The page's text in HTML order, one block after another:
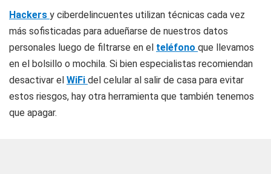
Hackers y ciberdelincuentes utilizan técnicas cada vez
más sofisticadas para adueñarse de nuestros datos
personales luego de filtrarse en el teléfono que llevamos
en el bolsillo o mochila. Si bien especialistas recomiendan
desactivar el WiFi del celular al salir de casa para evitar
estos riesgos, hay otra herramienta que también tenemos
que apagar.